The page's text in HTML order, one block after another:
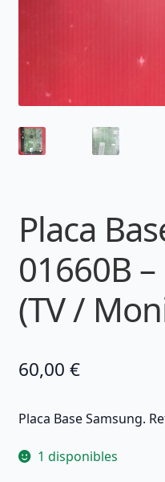
Placa
01660B
(TV /
60,00 €
Placa Base Samsung.
1 disponibles